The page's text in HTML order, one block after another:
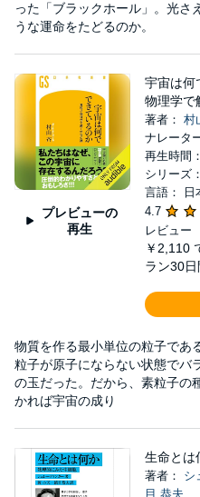
った「ブラックホール」。光さ
うな運命をたどるのか。
プレビューの
再生
宇宙は
物理学で
著者： 村
ナレータ
再生時間
シリーズ：
言語： 日
4.7
レビュー
￥2,110
ラン30
物質を作る最小単位の粒子であ
粒子が原子にならない状態でバ
の玉だった。だから、素粒子の
かれば宇宙の成り
生命とは
著者： シ
目 恭夫